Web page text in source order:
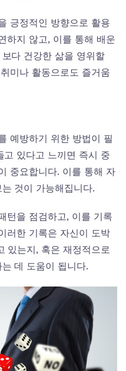
긍정적인 방향으로 활용
하지 않고, 이를 통해 배운
다 건강한 삶을 영위할
미나 활동으로도 즐거움
예방하기 위한 방법이 필
고 있다고 느끼면 즉시 중
중요합니다. 이를 통해 자
것이 가능해집니다.
턴을 점검하고, 이를 기록
러한 기록은 자신이 도박
있는지, 혹은 재정적으로
데 도움이 됩니다.